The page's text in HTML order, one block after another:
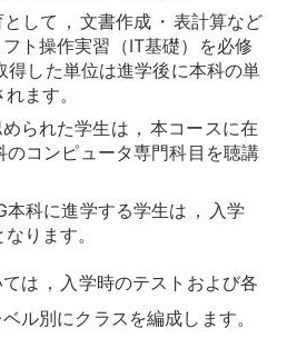
して ， 文書作成 ・ 表計算など
ト操作実習（IT基礎）を必修
得した単位は進学後に本科の単
れます。
られた学生は ， 本コースに在
のコンピュータ専門科目を聴講
本科に進学する学生は ， 入学
なります。
は ， 入学時のテストおよび各
ル別にクラスを編成します。